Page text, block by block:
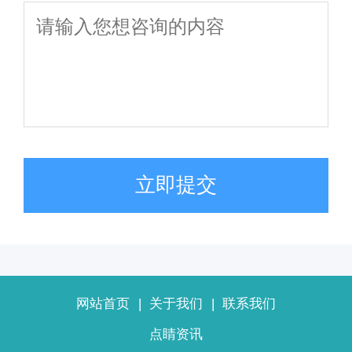
立即提交
网站首页 | 关于我们 | 联系我们
点睛资讯